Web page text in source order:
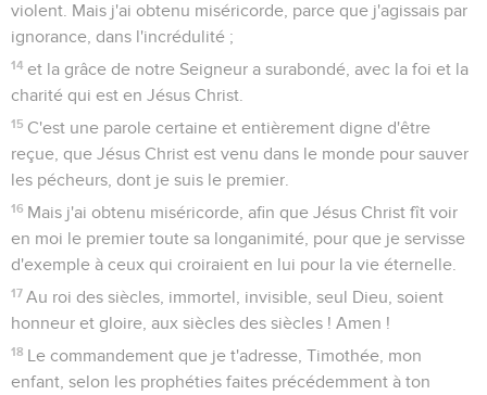
violent. Mais j'ai obtenu miséricorde, parce que j'agissais par
ignorance, dans l'incrédulité ;
14 et la grâce de notre Seigneur a surabondé, avec la foi et la
charité qui est en Jésus Christ.
15 C'est une parole certaine et entièrement digne d'être
reçue, que Jésus Christ est venu dans le monde pour sauver
les pécheurs, dont je suis le premier.
16 Mais j'ai obtenu miséricorde, afin que Jésus Christ fît voir
en moi le premier toute sa longanimité, pour que je servisse
d'exemple à ceux qui croiraient en lui pour la vie éternelle.
17 Au roi des siècles, immortel, invisible, seul Dieu, soient
honneur et gloire, aux siècles des siècles ! Amen !
18 Le commandement que je t'adresse, Timothée, mon
enfant, selon les prophéties faites précédemment à ton